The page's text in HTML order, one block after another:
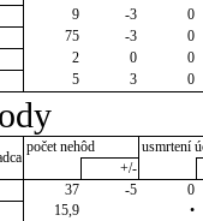
9 -3
0
75 -3
0
2 0
0
5 3 0
počet nehôd
usmrtení
+/-
37 -5
0
15,9 •